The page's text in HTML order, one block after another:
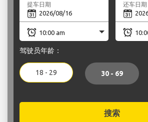
提车日期 还车日期
驾驶员年龄：
18 - 29 30 - 69
搜索